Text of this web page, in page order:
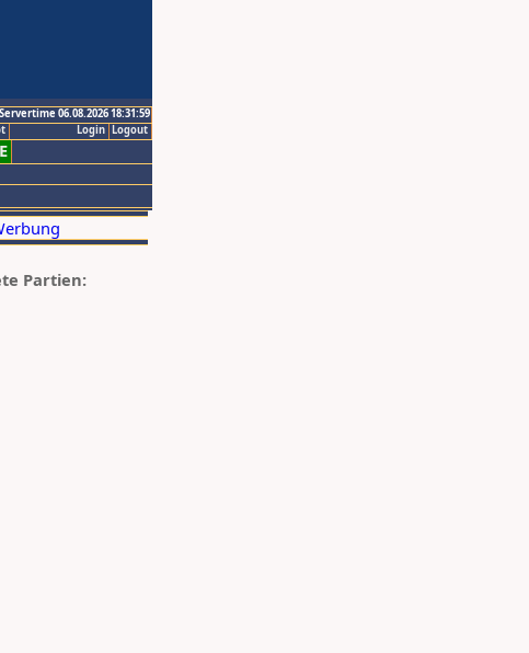
Servertime 06.08.2026 18:31:59
Logout
Login
Partien: